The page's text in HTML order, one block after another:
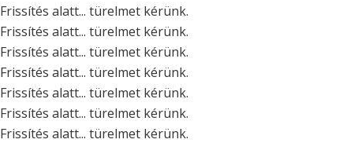
Frissítés alatt... türelmet kérünk.
Frissítés alatt... türelmet kérünk.
Frissítés alatt... türelmet kérünk.
Frissítés alatt... türelmet kérünk.
Frissítés alatt... türelmet kérünk.
Frissítés alatt... türelmet kérünk.
Frissítés alatt... türelmet kérünk.